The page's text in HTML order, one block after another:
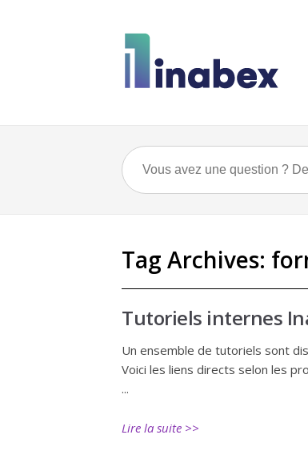
Tag Archives:
Tutoriels internes
Un ensemble de tutoriels sont
Voici les liens directs selon les
...
Lire la suite >>